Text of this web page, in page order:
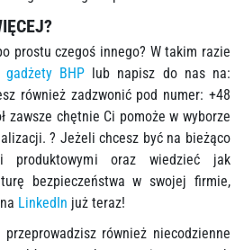
prostu czegoś innego? W takim razie
gadżety BHPlub napisz do nas na:
również zadzwonić pod numer: +48
zawsze chętnie Ci pomoże w wyborze
? Jeżeli chcesz być na bieżąco
produktowymi oraz wiedzieć jak
bezpieczeństwa w swojej firmie,
LinkedIn już teraz!
również niecodzienne